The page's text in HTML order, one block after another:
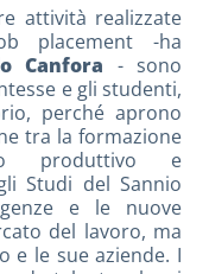
attività realizzate
placement -ha
Canfora - sono
e gli studenti,
perché aprono
tra la formazione
produttivo e
Studi del Sannio
e le nuove
del lavoro, ma
e le sue aziende. I